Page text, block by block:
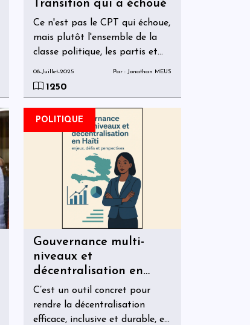
Transition qui a échoué
Ce n'est pas le CPT qui échoue,
mais plutôt l'ensemble de la
classe politique, les partis et
signataires de l'accord du 3
avril 2024 qui ont échoué.
08-Juillet-2025 Par : Jonathan MEUS
1250
POLITIQUE
Gouvernance multi-
niveaux et
décentralisation en
Haïti : enjeux, défis et
perspectives
C’est un outil concret pour
rendre la décentralisation
efficace, inclusive et durable, en